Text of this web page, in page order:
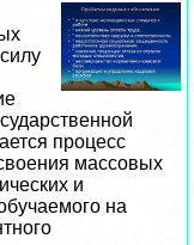
процесс
массовых
и
на